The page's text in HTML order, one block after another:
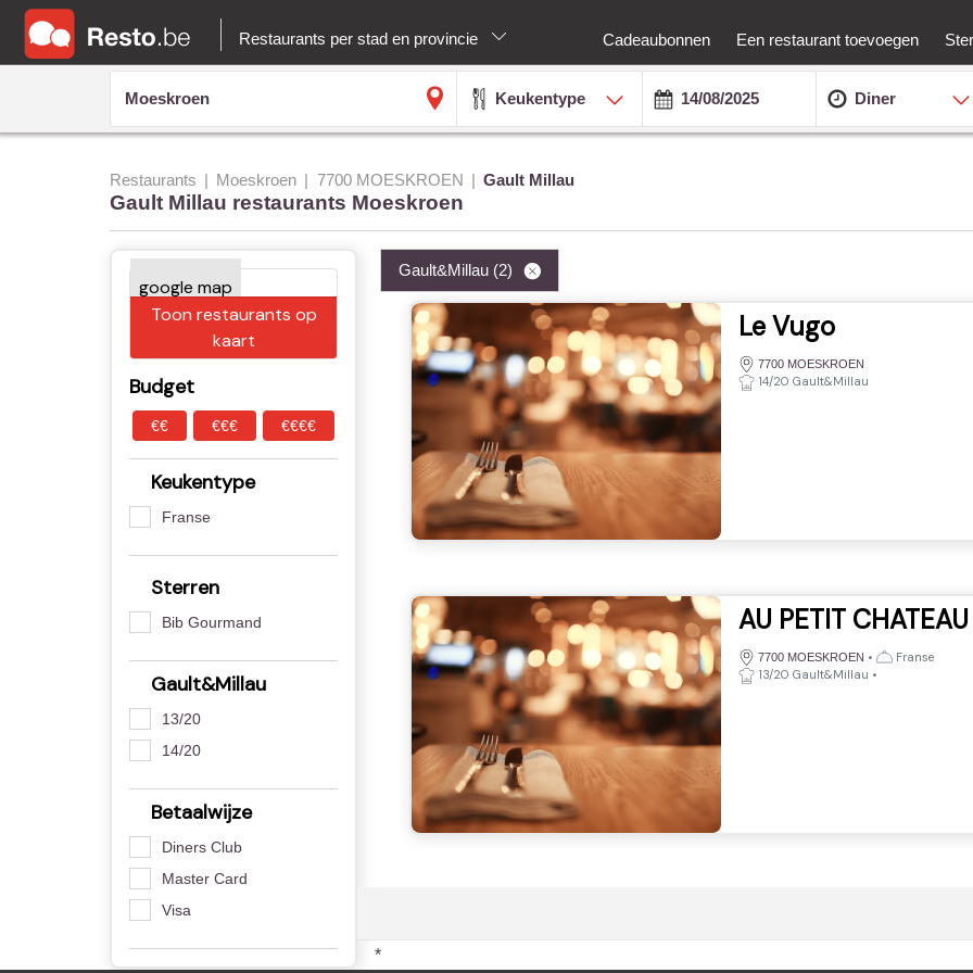
Restaurants per stad en provincie Cadeaubonnen Een restaurant toevoegen
Keukentype Diner
Restaurants Moeskroen 7700 MOESKROEN Gault Millau
Gault Millau restaurants Moeskroen
Toon restaurants op
kaart
Budget
€€ €€€ €€€€
Keukentype
Franse
Sterren
Bib Gourmand
Gault&Millau
13/20
14/20
Betaalwijze
Diners Club
Master Card
Visa
Gault&Millau (2)
Le Vugo
7700 MOESKROEN
14/20 Gault&Millau
AU PETIT CHATEAU
7700 MOESKROEN •
Franse
13/20 Gault&Millau •
*